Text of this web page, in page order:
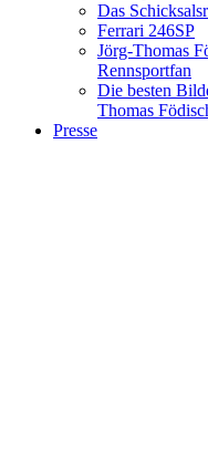
Das
Ferrari 246SP
Jörg-Thomas
Rennsportfan
Die besten
Thomas
Presse